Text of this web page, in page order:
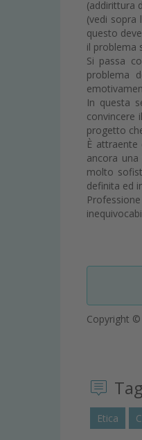
(addirittura
(vedi sopra
questo
il problema
Si passa
problema
In questa
convincere
progetto
È attraente
ancora
molto
definita ed
Copyright
Tag
Etica